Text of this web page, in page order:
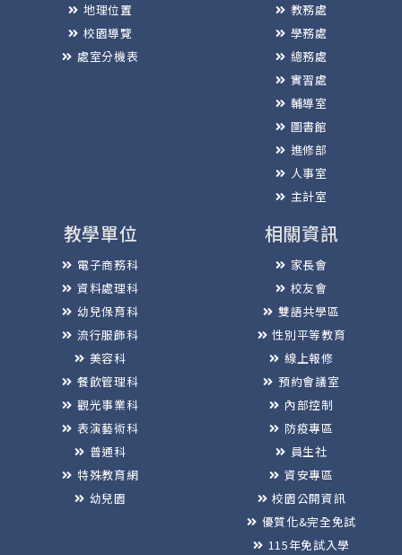
地理位置
校園導覽
處室分機表
教務處
學務處
總務處
實習處
輔導室
圖書館
進修部
人事室
主計室
教學單位
電子商務科
資料處理科
幼兒保育科
流行服飾科
美容科
餐飲管理科
觀光事業科
表演藝術科
普通科
特殊教育網
幼兒園
相關資訊
家長會
校友會
雙語共學區
性別平等教育
線上報修
預約會議室
內部控制
防疫專區
員生社
資安專區
校園公開資訊
優質化&完全免試
115年免試入學